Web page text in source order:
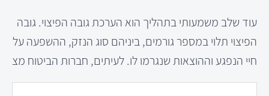
עוד שלב משמעותי בתהליך הוא הערכת גובה הפיצוי. גובה
הפיצוי תלוי במספר גורמים, ביניהם סוג הנזק, ההשפעה על
חיי הנפגע וההוצאות שנגרמו לו. לעיתים, חברות הביטוח מצ